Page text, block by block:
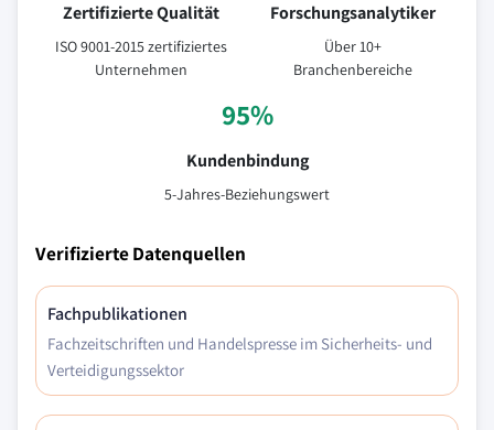
Zertifizierte Qualität
ISO 9001-2015 zertifiziertes
Unternehmen
Forschungsanalytiker
Über 10+
Branchenbereiche
95%
Kundenbindung
5-Jahres-Beziehungswert
Verifizierte Datenquellen
Fachpublikationen
Fachzeitschriften und Handelspresse im Sicherheits- und
Verteidigungssektor